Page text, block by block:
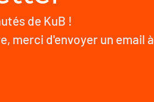
de KuB !
merci d'envoyer un email à